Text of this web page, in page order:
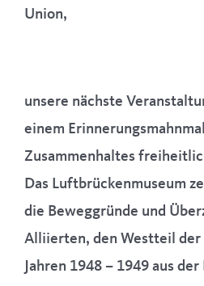
Union,
unsere nächste
einem
Zusammenhaltes
Das Luftbrückenmuseum
die Beweggründe und
Alliierten, den Westteil der
Jahren 1948 – 1949 aus